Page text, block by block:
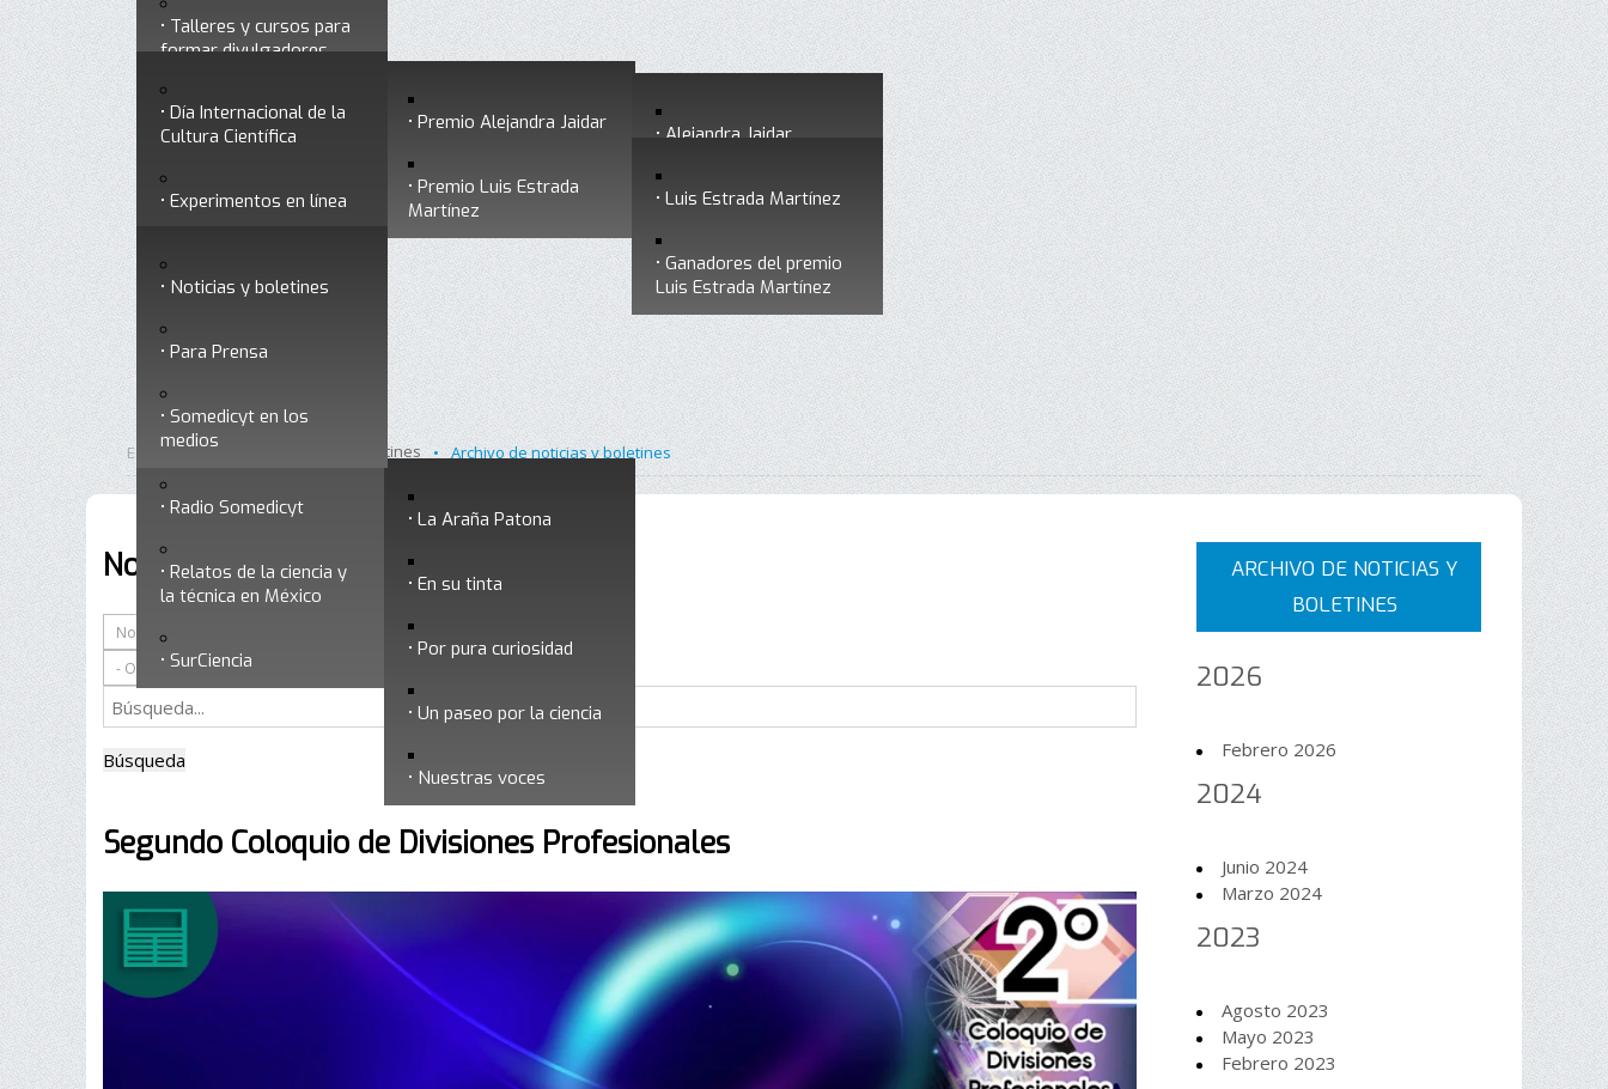
Historia
Premios a divulgadores Premio Alejandra Jaidar Alejandra Jaidar
Ganadores del premio
Premio Luis Estrada
Martínez
Luis Estrada Martínez
Ganadores del premio
Luis Estrada Martínez
Talleres y cursos para
formar divulgadores
Otros servicios
Divulgación
Día Internacional de la
Cultura Científica
Experimentos en línea
Ciencia y Tecnología
Nuestra ciencia
responde
Radio Somedicyt La Araña Patona
En su tinta
Por pura curiosidad
Un paseo por la ciencia
Nuestras voces
Relatos de la ciencia y
la técnica en México
SurCiencia
Noticias
Noticias y boletines
Para Prensa
Somedicyt en los
medios
Está aquí: Inicio Noticias y boletines • Archivo de noticias y boletines
Noviembre 2015
Búsqueda
Segundo Coloquio de Divisiones Profesionales
ARCHIVO DE NOTICIAS Y
BOLETINES
2026
Febrero 2026
2024
Junio 2024
Marzo 2024
2023
Agosto 2023
Mayo 2023
Febrero 2023